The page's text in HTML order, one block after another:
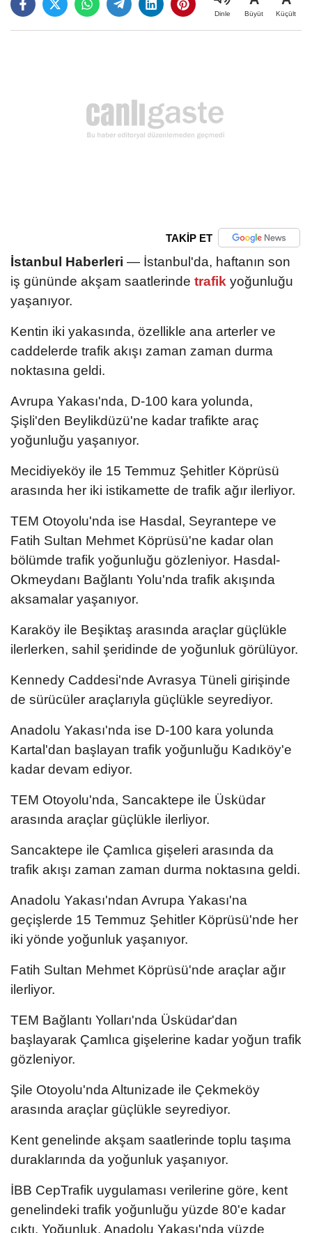
Dinle Büyüt Küçült
TAKİP ET
İstanbul Haberleri — İstanbul'da, haftanın son
iş gününde akşam saatlerinde trafik yoğunluğu
yaşanıyor.
Kentin iki yakasında, özellikle ana arterler ve
caddelerde trafik akışı zaman zaman durma
noktasına geldi.
Avrupa Yakası'nda, D-100 kara yolunda,
Şişli'den Beylikdüzü'ne kadar trafikte araç
yoğunluğu yaşanıyor.
Mecidiyeköy ile 15 Temmuz Şehitler Köprüsü
arasında her iki istikamette de trafik ağır ilerliyor.
TEM Otoyolu'nda ise Hasdal, Seyrantepe ve
Fatih Sultan Mehmet Köprüsü'ne kadar olan
bölümde trafik yoğunluğu gözleniyor. Hasdal-
Okmeydanı Bağlantı Yolu'nda trafik akışında
aksamalar yaşanıyor.
Karaköy ile Beşiktaş arasında araçlar güçlükle
ilerlerken, sahil şeridinde de yoğunluk görülüyor.
Kennedy Caddesi'nde Avrasya Tüneli girişinde
de sürücüler araçlarıyla güçlükle seyrediyor.
Anadolu Yakası'nda ise D-100 kara yolunda
Kartal'dan başlayan trafik yoğunluğu Kadıköy'e
kadar devam ediyor.
TEM Otoyolu'nda, Sancaktepe ile Üsküdar
arasında araçlar güçlükle ilerliyor.
Sancaktepe ile Çamlıca gişeleri arasında da
trafik akışı zaman zaman durma noktasına geldi.
Anadolu Yakası'ndan Avrupa Yakası'na
geçişlerde 15 Temmuz Şehitler Köprüsü'nde her
iki yönde yoğunluk yaşanıyor.
Fatih Sultan Mehmet Köprüsü'nde araçlar ağır
ilerliyor.
TEM Bağlantı Yolları'nda Üsküdar'dan
başlayarak Çamlıca gişelerine kadar yoğun trafik
gözleniyor.
Şile Otoyolu'nda Altunizade ile Çekmeköy
arasında araçlar güçlükle seyrediyor.
Kent genelinde akşam saatlerinde toplu taşıma
duraklarında da yoğunluk yaşanıyor.
İBB CepTrafik uygulaması verilerine göre, kent
genelindeki trafik yoğunluğu yüzde 80'e kadar
çıktı. Yoğunluk, Anadolu Yakası'nda yüzde